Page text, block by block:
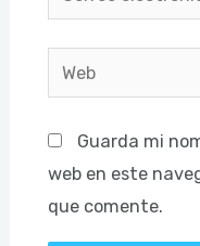
electrónico*
Web
Guarda mi
web en este
que comente.